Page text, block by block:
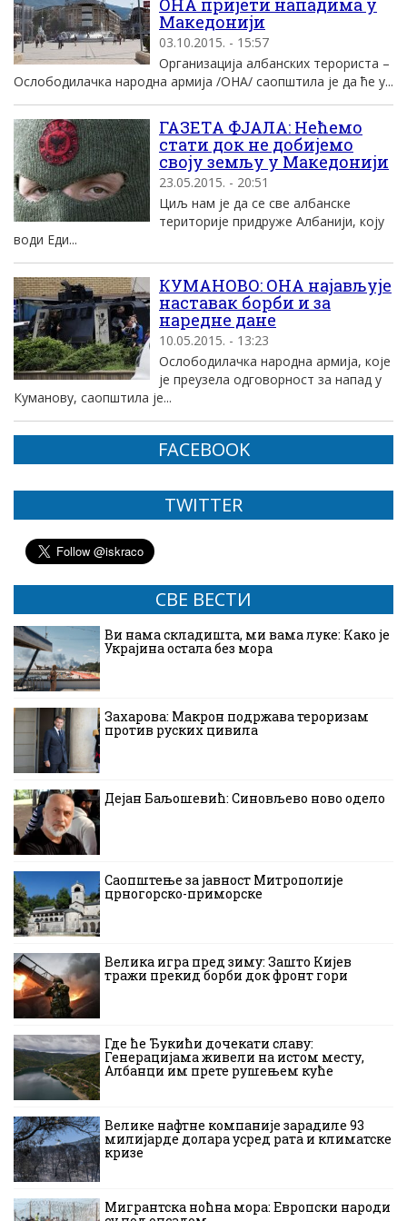
ОНА пријети нападима у
Македонији
03.10.2015. - 15:57
Организација албанских терориста –
Ослободилачка народна армија /ОНА/ саопштила је да ће у...
ГАЗЕТA ФJAЛА: Нећемо
стати док не добијемо
своју земљу у Македонији
23.05.2015. - 20:51
Циљ нам је да се све албанске
територије придруже Албанији, коју
води Еди...
КУМАНОВО: ОНА најављује
наставак борби и за
наредне дане
10.05.2015. - 13:23
Ослободилачка народна армија, које
је преузела одговорност за напад у
Куманову, саопштила је...
FACEBOOK
TWITTER
СВЕ ВЕСТИ
Ви нама складишта, ми вама луке: Како је
Украјина остала без мора
Захарова: Макрон подржава тероризам
против руских цивила
Дејан Баљошевић: Синовљево ново одело
Саопштење за јавност Митрополије
црногорско-приморске
Велика игра пред зиму: Зашто Кијев
тражи прекид борби док фронт гори
Где ће Ђукићи дочекати славу:
Генерацијама живели на истом месту,
Албанци им прете рушењем куће
Велике нафтне компаније зарадиле 93
милијарде долара усред рата и климатске
кризе
Мигрантска ноћна мора: Европски народи